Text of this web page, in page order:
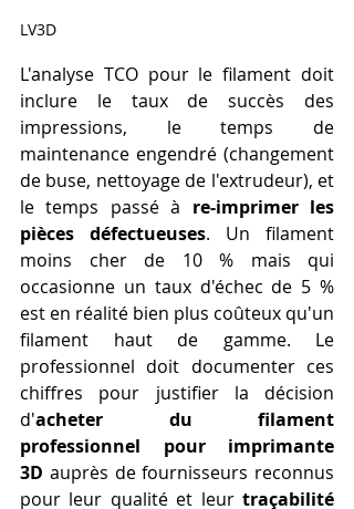
LV3D
L'analyse TCO pour le filament doit
inclure le taux de succès des
impressions, le temps de
maintenance engendré (changement
de buse, nettoyage de l'extrudeur), et
le temps passé à re-imprimer les
pièces défectueuses. Un filament
moins cher de 10 % mais qui
occasionne un taux d'échec de 5 %
est en réalité bien plus coûteux qu'un
filament haut de gamme. Le
professionnel doit documenter ces
chiffres pour justifier la décision
d'acheter du filament
professionnel pour imprimante
3D auprès de fournisseurs reconnus
pour leur qualité et leur traçabilité